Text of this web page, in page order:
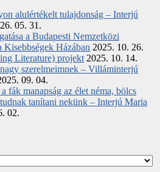
alulértékelt tulajdonság – Interjú
05. 31.
a Budapesti Nemzetközi
Házában 2025. 10. 26.
Literature) projekt 2025. 10. 14.
szerelmeimnek – Villáminterjú
09. 04.
fák manapság az élet néma, bölcs
tanítani nekünk – Interjú Maria
02.